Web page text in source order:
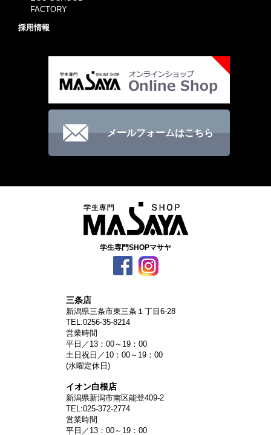
FACTORY
採用情報
メールフォームはこちら
学生専門SHOPマサヤ
三条店
新潟県三条市東三条１丁目6-28
TEL:0256-35-8214
営業時間
平日／13：00～19：00
土日祝日／10：00～19：00
(水曜定休日)
イオン白根店
新潟県新潟市南区能登409-2
TEL:025-372-2774
営業時間
平日／13：00～19：00